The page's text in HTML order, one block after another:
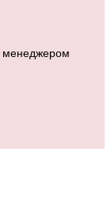
менеджером